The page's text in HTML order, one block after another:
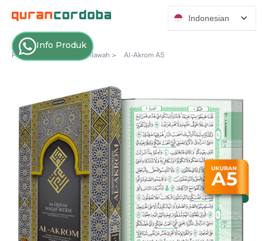
Info Produk
Produk Katalog > Seri Tilawah > Al-Akrom A5
Indonesian